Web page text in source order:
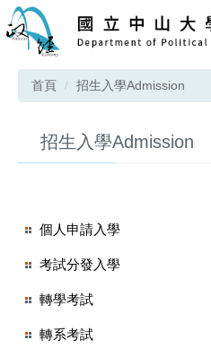
跳
到
要
首頁 招生入學Admission
招生入學Admission
個人申請入學
考試分發入學
轉學考試
轉系考試